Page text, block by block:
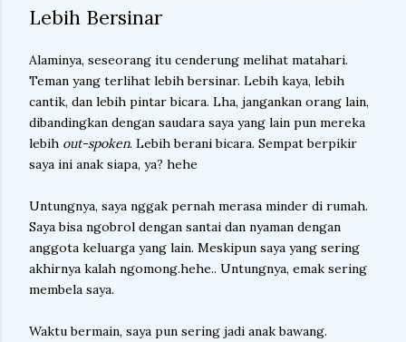
Lebih Bersinar
Alaminya, seseorang itu cenderung melihat matahari.
Teman yang terlihat lebih bersinar. Lebih kaya, lebih
cantik, dan lebih pintar bicara. Lha, jangankan orang lain,
dibandingkan dengan saudara saya yang lain pun mereka
lebih out-spoken. Lebih berani bicara. Sempat berpikir
saya ini anak siapa, ya? hehe
Untungnya, saya nggak pernah merasa minder di rumah.
Saya bisa ngobrol dengan santai dan nyaman dengan
anggota keluarga yang lain. Meskipun saya yang sering
akhirnya kalah ngomong.hehe.. Untungnya, emak sering
membela saya.
Waktu bermain, saya pun sering jadi anak bawang.